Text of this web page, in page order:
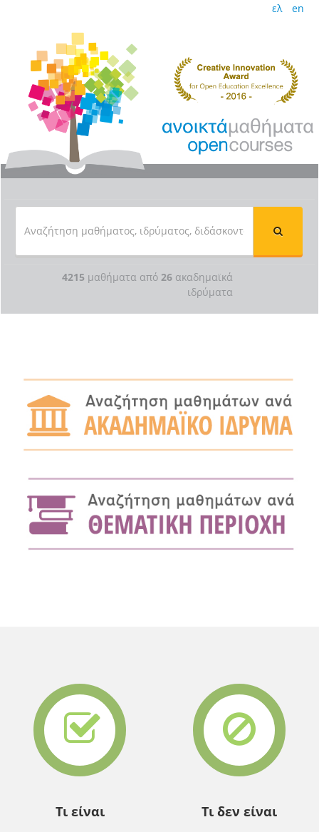
ελ en
4215 μαθήματα από 26 ακαδημαϊκά
ιδρύματα
Τι είναι
Τι δεν είναι